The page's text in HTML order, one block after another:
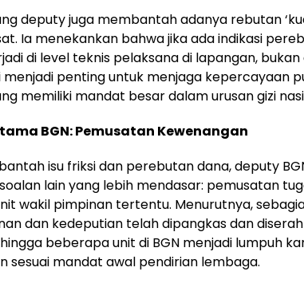
deputy juga membantah adanya rebutan
Ia menekankan bahwa jika ada indikasi
di level teknis pelaksana di lapangan,
menjadi penting untuk menjaga kepercayaan
memiliki mandat besar dalam urusan gizi
BGN: Pemusatan Kewenangan
isu friksi dan perebutan dana, deputy
lain yang lebih mendasar: pemusatan
wakil pimpinan tertentu. Menurutnya,
dan kedeputian telah dipangkas dan
beberapa unit di BGN menjadi lumpuh
sesuai mandat awal pendirian lembaga.